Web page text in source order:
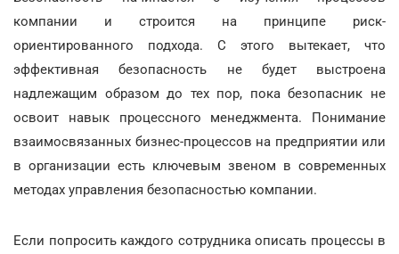
компании и строится на принципе риск-
ориентированного подхода. С этого вытекает, что
эффективная безопасность не будет выстроена
надлежащим образом до тех пор, пока безопасник не
освоит навык процессного менеджмента. Понимание
взаимосвязанных бизнес-процессов на предприятии или
в организации есть ключевым звеном в современных
методах управления безопасностью компании.
Если попросить каждого сотрудника описать процессы в